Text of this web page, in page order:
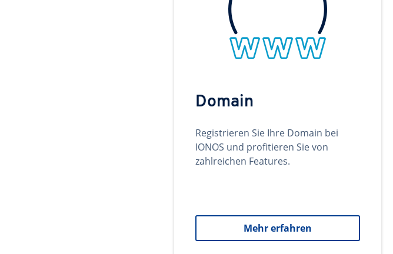
Domain
Registrieren Sie Ihre Domain bei
IONOS und profitieren Sie von
zahlreichen Features.
Mehr erfahren